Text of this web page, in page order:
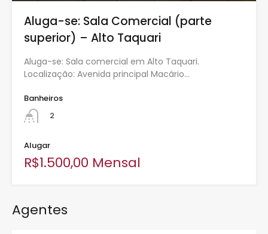
Aluga-se: Sala Comercial (parte
superior) – Alto Taquari
Aluga-se: Sala comercial em Alto Taquari.
Localização: Avenida principal Macário…
Banheiros
2
Alugar
R$1.500,00 Mensal
Agentes